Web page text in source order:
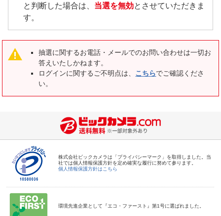
と判断した場合は、 当選を無効とさせていただきま
す。
抽選に関するお電話・メールでのお問い合わせは一切お
答えいたしかねます。
ログインに関するご不明点は、 こちらでご確認くださ
い。
株式会社ビックカメラは「プライバシーマーク」を取得しました。当
社では個人情報保護方針を定め確実な履行に努めて参ります。
個人情報保護方針はこちら
環境先進企業として『エコ・ファースト』第1号に選ばれました。